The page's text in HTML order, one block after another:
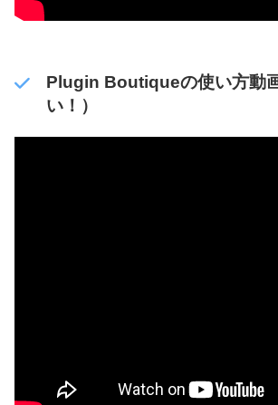
Plugin Boutiqueの使い方動
い！）